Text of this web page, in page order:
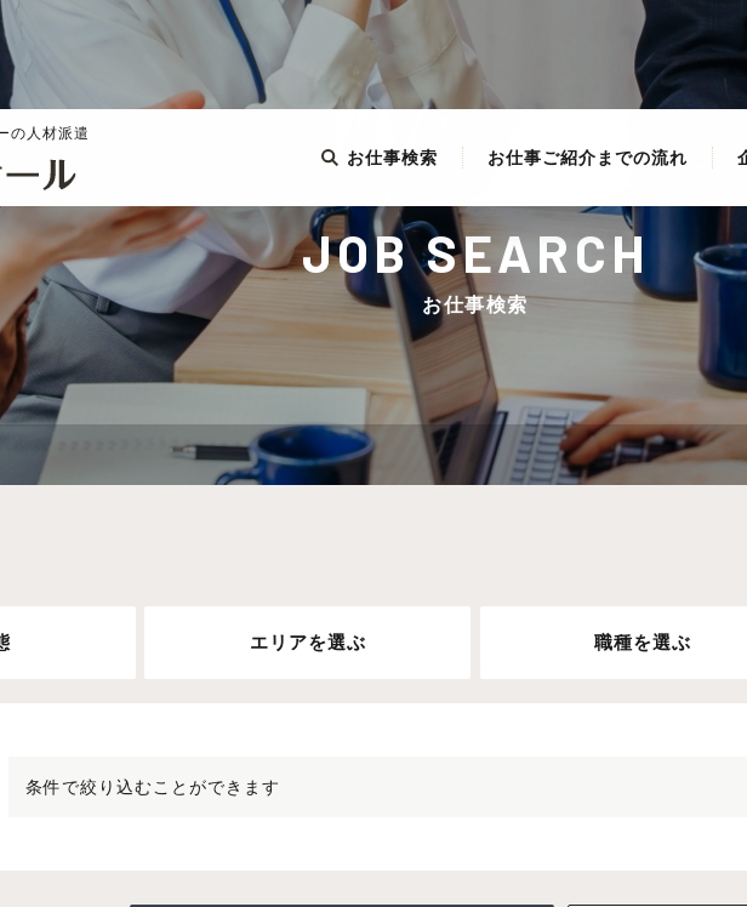
の人材派遣
お仕事検索 お仕事ご紹介までの流れ
JOB SEARCH
お仕事検索
エリアを選ぶ 職種を選ぶ
条件で絞り込むことができます